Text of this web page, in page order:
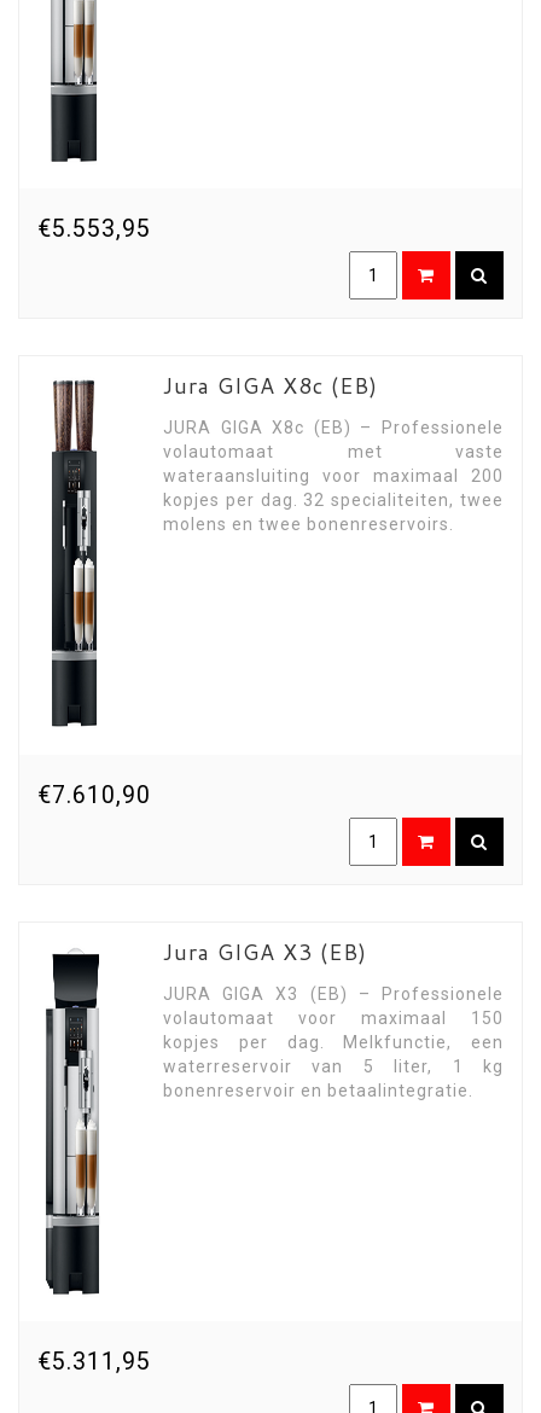
€5.553,95
Jura GIGA X8c (EB)
JURA GIGA X8c (EB) – Professionele
volautomaat met vaste
wateraansluiting voor maximaal 200
kopjes per dag. 32 specialiteiten, twee
molens en twee bonenreservoirs.
€7.610,90
Jura GIGA X3 (EB)
JURA GIGA X3 (EB) – Professionele
volautomaat voor maximaal 150
kopjes per dag. Melkfunctie, een
waterreservoir van 5 liter, 1 kg
bonenreservoir en betaalintegratie.
€5.311,95